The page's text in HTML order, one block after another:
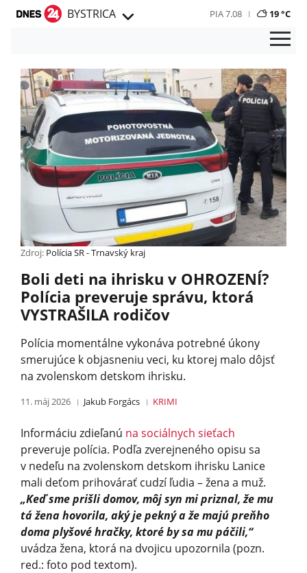
BYSTRICA PIA 7.08 19 °C
Zdroj: Polícia SR - Trnavský kraj
Boli deti na ihrisku v OHROZENÍ?
Polícia preveruje správu, ktorá
VYSTRAŠILA rodičov
Polícia momentálne vykonáva potrebné úkony
smerujúce k objasneniu veci, ku ktorej malo dôjsť
na zvolenskom detskom ihrisku.
11. máj 2026 Jakub Forgács KRIMI
Informáciu zdieľanú na sociálnych sieťach
preveruje polícia. Podľa zverejneného opisu sa
v nedeľu na zvolenskom detskom ihrisku Lanice
mali deťom prihovárať cudzí ľudia – žena a muž.
„Keď sme prišli domov, môj syn mi priznal, že mu
tá žena hovorila, aký je pekný a že majú preňho
doma plyšové hračky, ktoré by sa mu páčili,“
uvádza žena, ktorá na dvojicu upozornila (pozn.
red.: foto pod textom).